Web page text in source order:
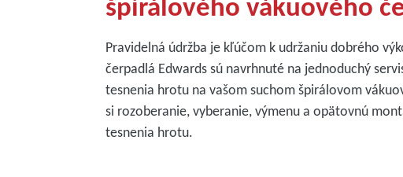
Pravidelná údržba je kľúčom k udržaniu dobrého
čerpadlá Edwards sú navrhnuté na jednoduchý
tesnenia hrotu na vašom suchom špirálovom
si rozoberanie, vyberanie, výmenu a opätovnú
tesnenia hrotu.